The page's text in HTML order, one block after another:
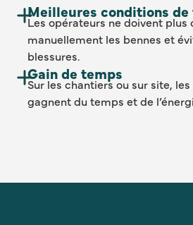
Meilleures conditions
Les opérateurs ne doivent plus
manuellement les bennes et
blessures.
Gain de temps
Sur les chantiers ou sur site,
gagnent du temps et de